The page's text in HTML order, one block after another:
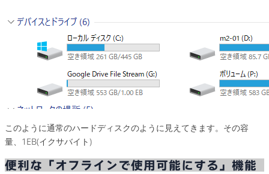
このように通常のハードディスクのように見えてきます。その容
量、1EB(イクサバイト)
便利な「オフラインで使用可能にする」機能